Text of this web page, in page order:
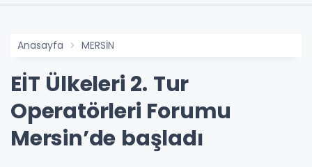
Anasayfa MERSİN
EİT Ülkeleri 2. Tur
Operatörleri Forumu
Mersin’de başladı